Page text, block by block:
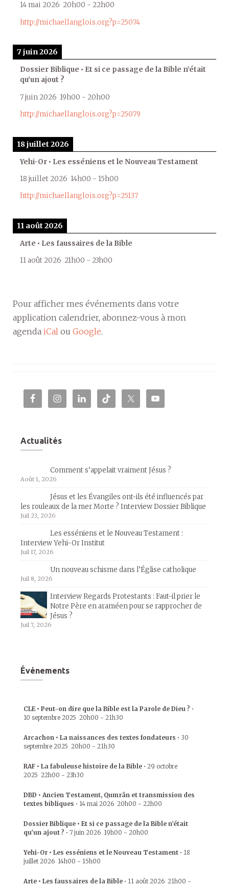
14 mai 2026 20h00 - 22h00
http://michaellanglois.org?p=25074
7 juin 2026
Dossier Biblique • Et si ce passage de la Bible n’était
qu’un ajout ?
7 juin 2026 19h00 - 20h00
http://michaellanglois.org?p=25079
18 juillet 2026
Yehi-Or • Les esséniens et le Nouveau Testament
18 juillet 2026 14h00 - 15h00
http://michaellanglois.org?p=25137
11 août 2026
Arte • Les faussaires de la Bible
11 août 2026 21h00 - 23h00
Pour afficher mes événements dans votre
application calendrier, abonnez-vous à mon
agenda iCal ou Google.
Actualités
Comment s’appelait vraiment Jésus ?
Août 1, 2026
Jésus et les Évangiles ont-ils été influencés par
les rouleaux de la mer Morte ? Interview Dossier Biblique
Juil 23, 2026
Les esséniens et le Nouveau Testament :
Interview Yehi-Or Institut
Juil 17, 2026
Un nouveau schisme dans l’Église catholique
Juil 8, 2026
Interview Regards Protestants : Faut-il prier le
Notre Père en araméen pour se rapprocher de
Jésus ?
Juil 7, 2026
Événements
CLE • Peut-on dire que la Bible est la Parole de Dieu ? •
10 septembre 2025 20h00 - 21h30
Arcachon • La naissances des textes fondateurs • 30
septembre 2025 20h00 - 21h30
RAF • La fabuleuse histoire de la Bible • 29 octobre
2025 22h00 - 23h30
DBD • Ancien Testament, Qumrân et transmission des
textes bibliques • 14 mai 2026 20h00 - 22h00
Dossier Biblique • Et si ce passage de la Bible n’était
qu’un ajout ? • 7 juin 2026 19h00 - 20h00
Yehi-Or • Les esséniens et le Nouveau Testament • 18
juillet 2026 14h00 - 15h00
Arte • Les faussaires de la Bible • 11 août 2026 21h00 -